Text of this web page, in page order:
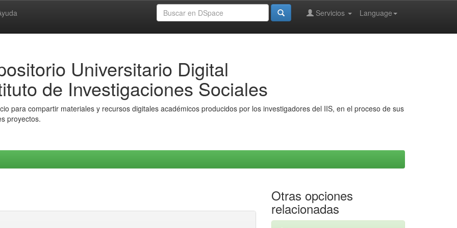
Language
Servicios
Universitario Digital
de Investigaciones Sociales
para compartir materiales y recursos digitales académicos producidos por los investigadores del IIS, en el proceso de sus
proyectos.
Otras opciones
relacionadas